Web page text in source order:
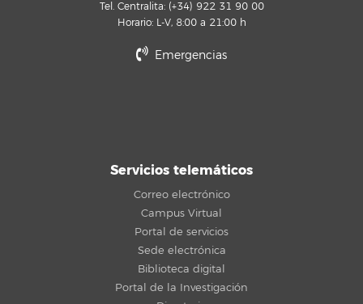
Tel. Centralita: (+34) 922 31 90 00
Horario: L-V, 8:00 a 21:00 h
Emergencias
Servicios telemáticos
Correo electrónico
Campus Virtual
Portal de servicios
Sede electrónica
Biblioteca digital
Portal de la Investigación